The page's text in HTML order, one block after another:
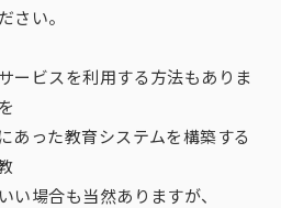
さい。
ービスを利用する方法もありま
あった教育システムを構築する
い場合も当然ありますが、